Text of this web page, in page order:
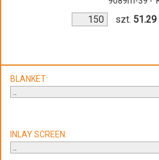
szt. 51.29
BLANKET:
INLAY SCREEN: